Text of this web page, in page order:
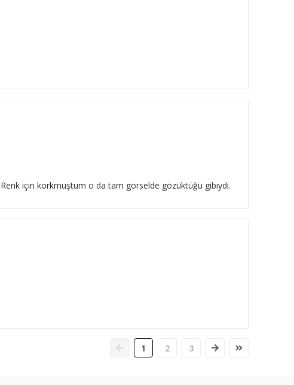
için korkmuştum o da tam görselde gözüktüğü gibiydi.
1 2 3